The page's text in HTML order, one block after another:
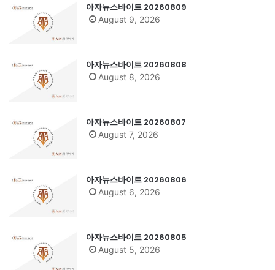
아자뉴스바이트 20260809
August 9, 2026
아자뉴스바이트 20260808
August 8, 2026
아자뉴스바이트 20260807
August 7, 2026
아자뉴스바이트 20260806
August 6, 2026
아자뉴스바이트 20260805
August 5, 2026